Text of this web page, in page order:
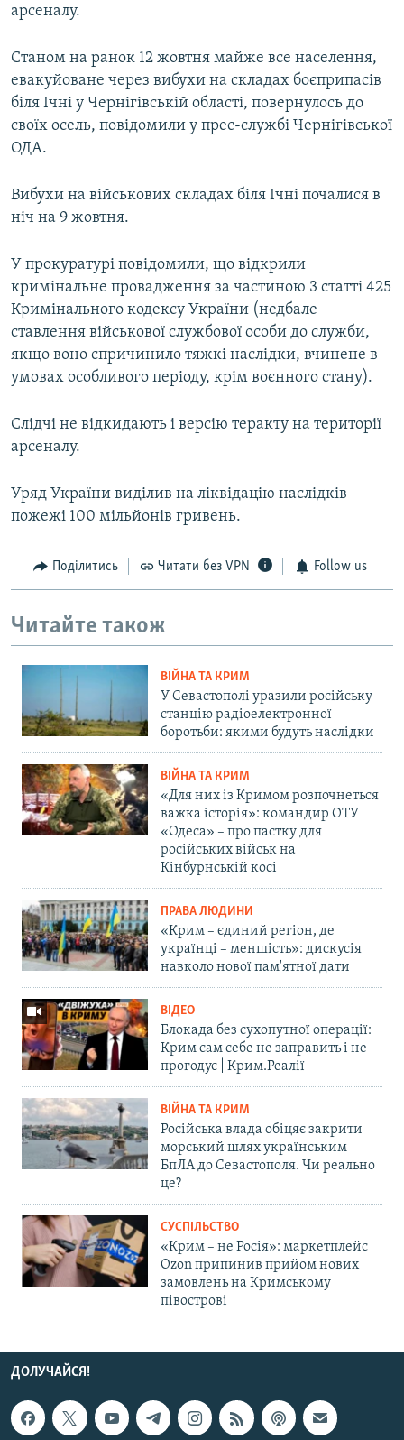
арсеналу.
Станом на ранок 12 жовтня майже все населення,
евакуйоване через вибухи на складах боєприпасів
біля Ічні у Чернігівській області, повернулось до
своїх осель, повідомили у прес-службі Чернігівської
ОДА.
Вибухи на військових складах біля Ічні почалися в
ніч на 9 жовтня.
У прокуратурі повідомили, що відкрили
кримінальне провадження за частиною 3 статті 425
Кримінального кодексу України (недбале
ставлення військової службової особи до служби,
якщо воно спричинило тяжкі наслідки, вчинене в
умовах особливого періоду, крім воєнного стану).
Слідчі не відкидають і версію теракту на території
арсеналу.
Уряд України виділив на ліквідацію наслідків
пожежі 100 мільйонів гривень.
Поділитись Читати без VPN Follow us
Читайте також
ВІЙНА ТА КРИМ
У Севастополі уразили російську
станцію радіоелектронної
боротьби: якими будуть наслідки
ВІЙНА ТА КРИМ
«Для них із Кримом розпочнеться
важка історія»: командир ОТУ
«Одеса» – про пастку для
російських військ на
Кінбурнській косі
ПРАВА ЛЮДИНИ
«Крим – єдиний регіон, де
українці – меншість»: дискусія
навколо нової пам'ятної дати
ВІДЕО
Блокада без сухопутної операції:
Крим сам себе не заправить і не
прогодує | Крим.Реалії
ВІЙНА ТА КРИМ
Російська влада обіцяє закрити
морський шлях українським
БпЛА до Севастополя. Чи реально
це?
СУСПІЛЬСТВО
«Крим – не Росія»: маркетплейс
Ozon припинив прийом нових
замовлень на Кримському
півострові
ДОЛУЧАЙСЯ!